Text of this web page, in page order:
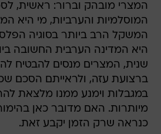
המצרי מובהק וברור: ראשית,
המוסלמיות והערביות, מי היא
המשקל הרב ביותר בסוגיה
היא המדינה הערבית החשובה
שנית, המצרים מנסים להבטיח
ברצועת עזה, ולראייתם הסכם
במגבלות וימנע ממנו מלצאת
מיותרות. האם מדובר כאן
כנראה שרק הזמן יקבע זאת.